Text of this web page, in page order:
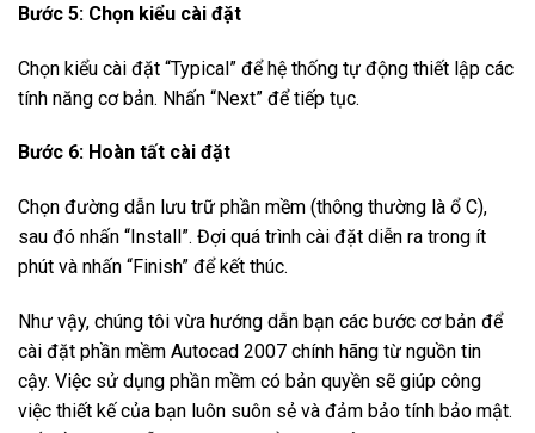
Bước 5: Chọn kiểu cài đặt
Chọn kiểu cài đặt “Typical” để hệ thống tự động thiết lập các
tính năng cơ bản. Nhấn “Next” để tiếp tục.
Bước 6: Hoàn tất cài đặt
Chọn đường dẫn lưu trữ phần mềm (thông thường là ổ C),
sau đó nhấn “Install”. Đợi quá trình cài đặt diễn ra trong ít
phút và nhấn “Finish” để kết thúc.
Như vậy, chúng tôi vừa hướng dẫn bạn các bước cơ bản để
cài đặt phần mềm Autocad 2007 chính hãng từ nguồn tin
cậy. Việc sử dụng phần mềm có bản quyền sẽ giúp công
việc thiết kế của bạn luôn suôn sẻ và đảm bảo tính bảo mật.